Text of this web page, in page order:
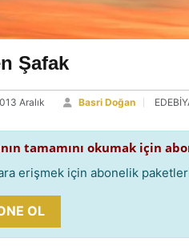
Şafak
Aralık Basri Doğan
tamamını okumak için
erişmek için abonelik
OL